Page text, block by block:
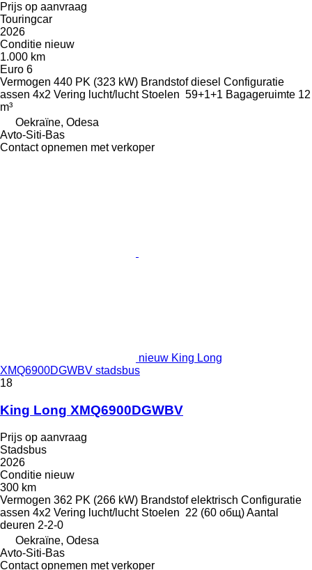
Prijs op aanvraag
Touringcar
2026
Conditie nieuw
1.000 km
Euro 6
Vermogen 440 PK (323 kW) Brandstof diesel Configuratie
assen 4x2 Vering lucht/lucht Stoelen 59+1+1 Bagageruimte 12
m³
Oekraïne, Odesa
Avto-Siti-Bas
Contact opnemen met verkoper
nieuw King Long
XMQ6900DGWBV stadsbus
18
King Long XMQ6900DGWBV
Prijs op aanvraag
Stadsbus
2026
Conditie nieuw
300 km
Vermogen 362 PK (266 kW) Brandstof elektrisch Configuratie
assen 4x2 Vering lucht/lucht Stoelen 22 (60 общ)Aantal
deuren 2-2-0
Oekraïne, Odesa
Avto-Siti-Bas
Contact opnemen met verkoper